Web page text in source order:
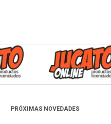
PRÓXIMAS NOVEDADES